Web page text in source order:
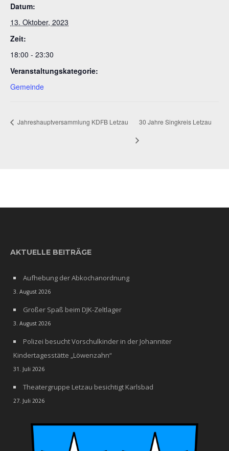
Datum:
13. Oktober, 2023
Zeit:
18:00 - 23:30
Veranstaltungskategorie:
Gemeinde
Jahreshauptversammlung KDFB Letzau 30 Jahre Singkreis Letzau
AKTUELLE BEITRÄGE
Aufhebung der Abkochanordnung
3. August 2026
Großer Spaß beim DJK-Zeltlager
3. August 2026
Polizei besucht Vorschulkinder in der Johanniter
Kindertagesstätte „Löwenzahn“
31. Juli 2026
Theatergruppe Letzau besichtigt Karlsbad
27. Juli 2026